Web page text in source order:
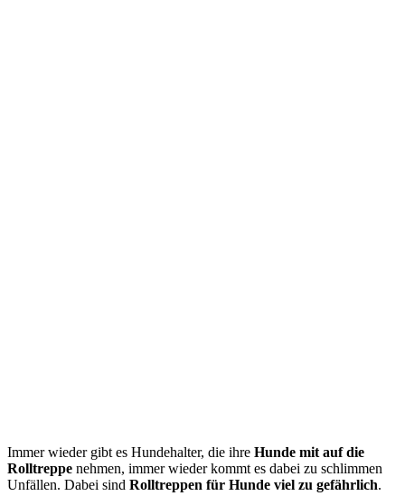
Immer wieder gibt es Hundehalter, die ihre Hunde mit auf die
Rolltreppe nehmen, immer wieder kommt es dabei zu schlimmen
Unfällen. Dabei sind Rolltreppen für Hunde viel zu gefährlich.